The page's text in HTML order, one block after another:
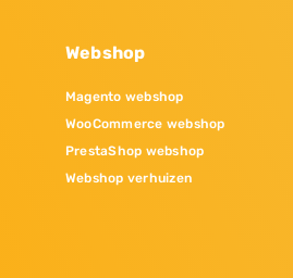
Webshop
Magento webshop
WooCommerce webshop
PrestaShop webshop
Webshop verhuizen